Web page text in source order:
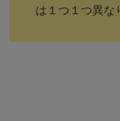
は１つ１つ異な